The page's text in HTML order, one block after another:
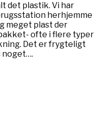
det plastik. Vi har
herhjemme
meget plast der
ofte i flere typer
Det er frygteligt
noget….